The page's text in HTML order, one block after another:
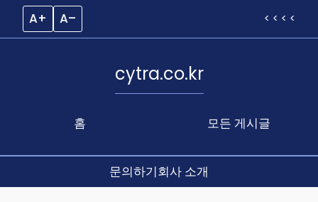
A+ A– < < < <
홈
cytra.co.kr
모든 게시글
문의하기회사 소개